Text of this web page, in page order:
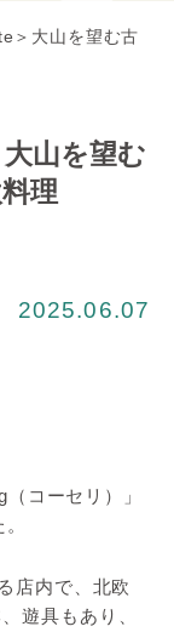
＞大山を望む古
大山を望む
理
2025.06.07
コーセリ）」
店内で、北欧
遊具もあり、